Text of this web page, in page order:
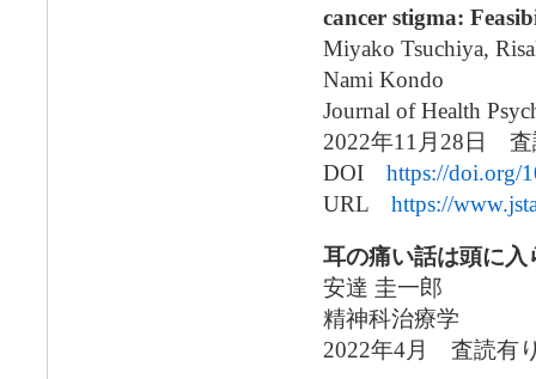
cancer stigma:
Miyako Tsuchiya,
Nami Kondo
Journal of Health
2022年11月28日
DOI https://doi.org/
URL https://
耳の痛い話は頭に入
安達 圭一郎
精神科治療学
2022年4月 査読有